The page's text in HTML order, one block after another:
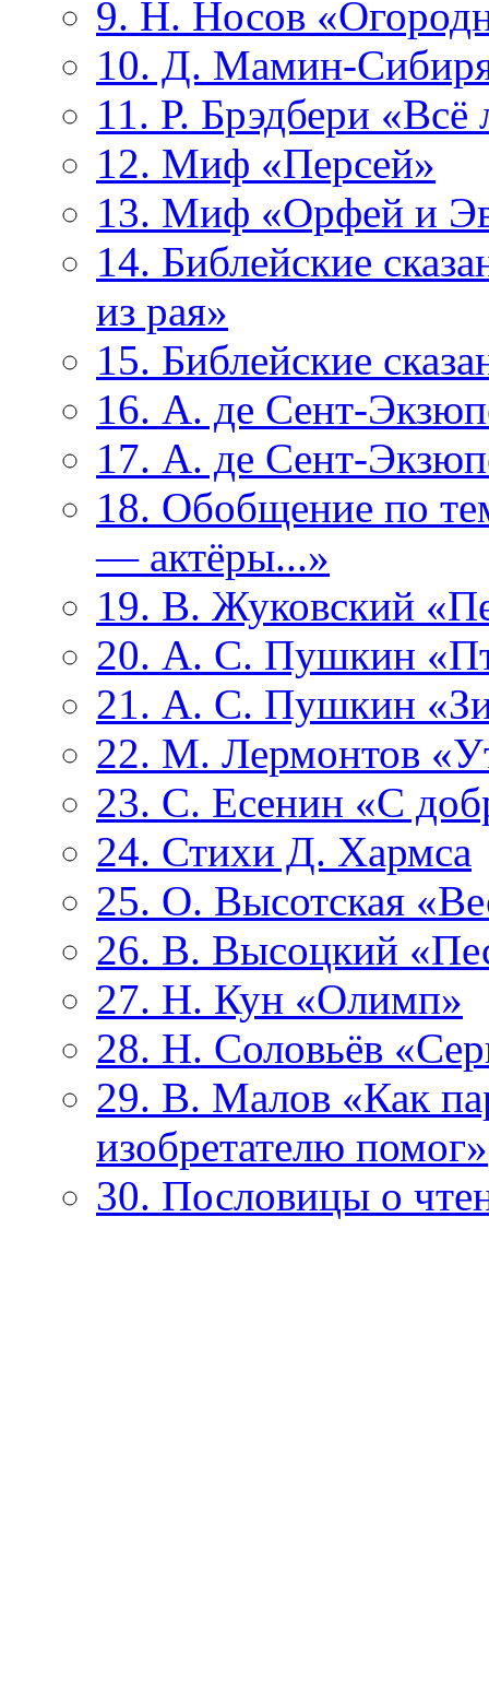
9. Н. Носов
10. Д. Мамин-
11. Р. Брэдбери «Всё
12. Миф «Персей»
13. Миф «Орфей и
14. Библейские
из рая»
15. Библейские
16. А. де Сент-
17. А. де Сент-
18. Обобщение по
— актёры...»
19. В. Жуковский
20. А. С. Пушкин
21. А. С. Пушкин
22. М. Лермонтов
23. С. Есенин «С
24. Стихи Д. Хармса
25. О. Высотская
26. В. Высоцкий
27. Н. Кун «Олимп»
28. Н. Соловьёв
29. В. Малов «Как
изобретателю помог»
30. Пословицы о